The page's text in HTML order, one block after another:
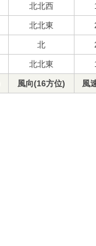
北北西
北北東
北
北北東
風向(16方位) 風